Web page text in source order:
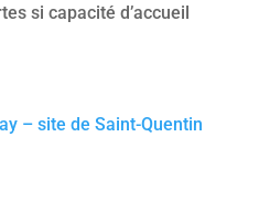
si capacité d’accueil
– site de Saint-Quentin